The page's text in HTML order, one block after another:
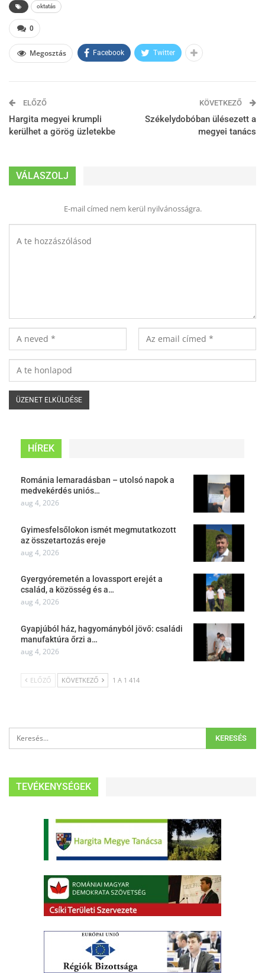
oktatás
0
Megosztás Facebook Twitter
ELŐZŐ
Hargita megyei krumpli
kerülhet a görög üzletekbe
KÖVETKEZŐ
Székelydobóban ülésezett a
megyei tanács
VÁLASZOLJ
E-mail címed nem kerül nyilvánosságra.
HÍREK
Románia lemaradásban – utolsó napok a
medvekérdés uniós…
aug 4, 2026
Gyimesfelsőlokon ismét megmutatkozott
az összetartozás ereje
aug 4, 2026
Gyergyóremetén a lovassport erejét a
család, a közösség és a…
aug 4, 2026
Gyapjúból ház, hagyományból jövő: családi
manufaktúra őrzi a…
aug 4, 2026
ELŐZŐ KÖVETKEZŐ 1 A 1 414
TEVÉKENYSÉGEK